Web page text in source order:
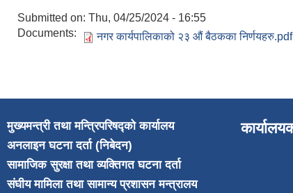
Submitted on: Thu, 04/25/2024 - 16:55
Documents:
नगर कार्यपालिकाको २३ औं बैठकका निर्णयहरु.pdf
मुख्यमन्त्री तथा मन्त्रिपरिषद्को कार्यालय
अनलाइन घटना दर्ता (निबेदन)
सामाजिक सुरक्षा तथा व्यक्तिगत घटना दर्ता
संघीय मामिला तथा सामान्य प्रशासन मन्त्रालय